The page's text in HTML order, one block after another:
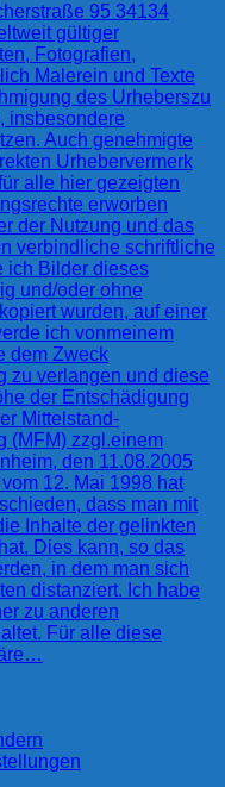
95 34134
gültiger
Fotografien,
Malerein und Texte
des Urheberszu
insbesondere
Auch genehmigte
Urhebervermerk
alle hier gezeigten
erworben
der Nutzung und das
verbindliche schriftliche
ich Bilder dieses
und/oder ohne
wurden, auf einer
ich vonmeinem
dem Zweck
zu verlangen und diese
der Entschädigung
Mittelstand-
(MFM) zzgl.einem
den 11.08.2005
12. Mai 1998 hat
dass man mit
Inhalte der gelinkten
Dies kann, so das
in dem man sich
distanziert. Ich habe
zu anderen
Für alle diese